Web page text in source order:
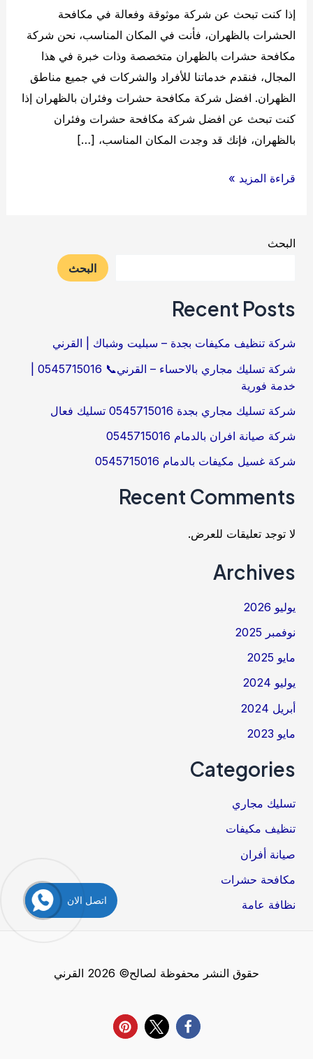
إذا كنت تبحث عن شركة موثوقة وفعالة في مكافحة
الحشرات بالظهران، فأنت في المكان المناسب، نحن شركة
مكافحة حشرات بالظهران متخصصة وذات خبرة في هذا
المجال، فنقدم خدماتنا للأفراد والشركات في جميع مناطق
الظهران. افضل شركة مكافحة حشرات وفئران بالظهران إذا
كنت تبحث عن افضل شركة مكافحة حشرات وفئران
بالظهران، فإنك قد وجدت المكان المناسب، […]
شركة
بالظهران
قراءة المزيد »
البحث
البحث
Recent Posts
شركة تنظيف مكيفات بجدة – سبليت وشباك | القرني
خدمة فورية
شركة تسليك مجاري بجدة 0545715016 تسليك فعال
شركة صيانة افران بالدمام 0545715016
شركة غسيل مكيفات بالدمام 0545715016
Recent Comments
لا توجد تعليقات للعرض.
Archives
يوليو 2026
نوفمبر 2025
مايو 2025
يوليو 2024
أبريل 2024
مايو 2023
Categories
تسليك مجاري
تنظيف مكيفات
صيانة أفران
مكافحة حشرات
نظافة عامة
حقوق النشر محفوظة لصالح© 2026 القرني
اتصل الان